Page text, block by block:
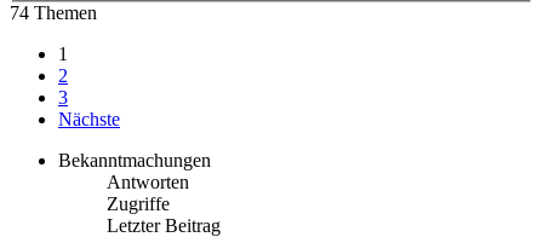
74 Themen
1
2
3
Nächste
Bekanntmachungen
Antworten
Zugriffe
Letzter Beitrag